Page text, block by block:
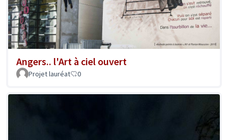
Angers.. l'Art à ciel ouvert
Projet lauréat 0